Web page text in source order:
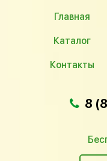
Главная
Каталог
Контакты
8